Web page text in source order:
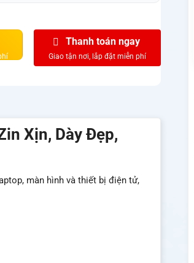
Thanh toán ngay
Xịn, Dày Đẹp,
màn hình và thiết bị điện tử,